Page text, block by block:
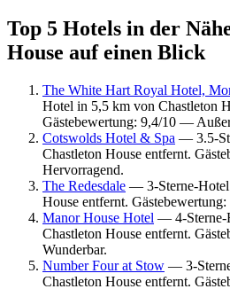
Top 5 Hotels in der
House auf einen Blick
The White Hart Royal Hotel,
Hotel in 5,5 km von Chastleton
Gästebewertung: 9,4/10 —
Cotswolds Hotel & Spa — 3.5-
Chastleton House entfernt.
Hervorragend.
The Redesdale — 3-Sterne-Hotel
House entfernt.
Manor House Hotel — 4-Sterne-
Chastleton House entfernt.
Wunderbar.
Number Four at Stow — 3-
Chastleton House entfernt.